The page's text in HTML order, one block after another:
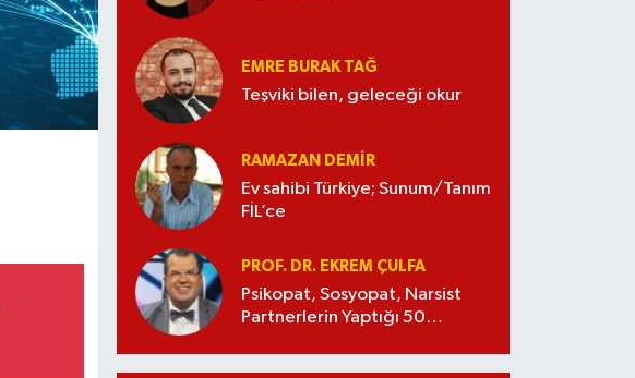
EMRE BURAK TAĞ
Teşviki bilen, geleceği okur
RAMAZAN DEMİR
Ev sahibi Türkiye; Sunum/Tanım
FİL’ce
PROF. DR. EKREM ÇULFA
Psikopat, Sosyopat, Narsist
Partnerlerin Yaptığı 50